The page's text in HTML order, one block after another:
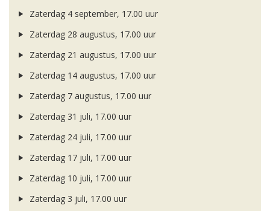
Zaterdag 4 september, 17.00 uur
Zaterdag 28 augustus, 17.00 uur
Zaterdag 21 augustus, 17.00 uur
Zaterdag 14 augustus, 17.00 uur
Zaterdag 7 augustus, 17.00 uur
Zaterdag 31 juli, 17.00 uur
Zaterdag 24 juli, 17.00 uur
Zaterdag 17 juli, 17.00 uur
Zaterdag 10 juli, 17.00 uur
Zaterdag 3 juli, 17.00 uur